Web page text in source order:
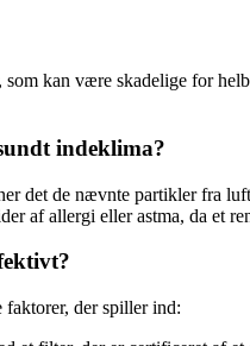
kan være skadelige for
indeklima?
det de nævnte partikler fra
af allergi eller astma, da et
der spiller ind: